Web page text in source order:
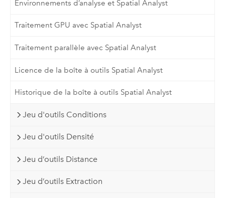
Environnements d’analyse et Spatial Analyst
Traitement GPU avec Spatial Analyst
Traitement parallèle avec Spatial Analyst
Licence de la boîte à outils Spatial Analyst
Historique de la boîte à outils Spatial Analyst
Jeu d'outils Conditions
Jeu d'outils Densité
Jeu d’outils Distance
Jeu d’outils Extraction